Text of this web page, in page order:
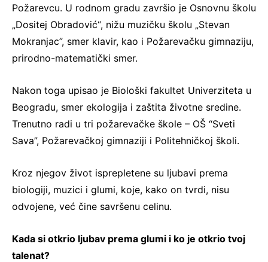
Požarevcu. U rodnom gradu završio je Osnovnu školu
„Dositej Obradović“, nižu muzičku školu „Stevan
Mokranjac”, smer klavir, kao i Požarevačku gimnaziju,
prirodno-matematički smer.
Nakon toga upisao je Biološki fakultet Univerziteta u
Beogradu, smer ekologija i zaštita životne sredine.
Trenutno radi u tri požarevačke škole – OŠ “Sveti
Sava”, Požarevačkoj gimnaziji i Politehničkoj školi.
Kroz njegov život isprepletene su ljubavi prema
biologiji, muzici i glumi, koje, kako on tvrdi, nisu
odvojene, već čine savršenu celinu.
Kada si otkrio ljubav prema glumi i ko je otkrio tvoj
talenat?